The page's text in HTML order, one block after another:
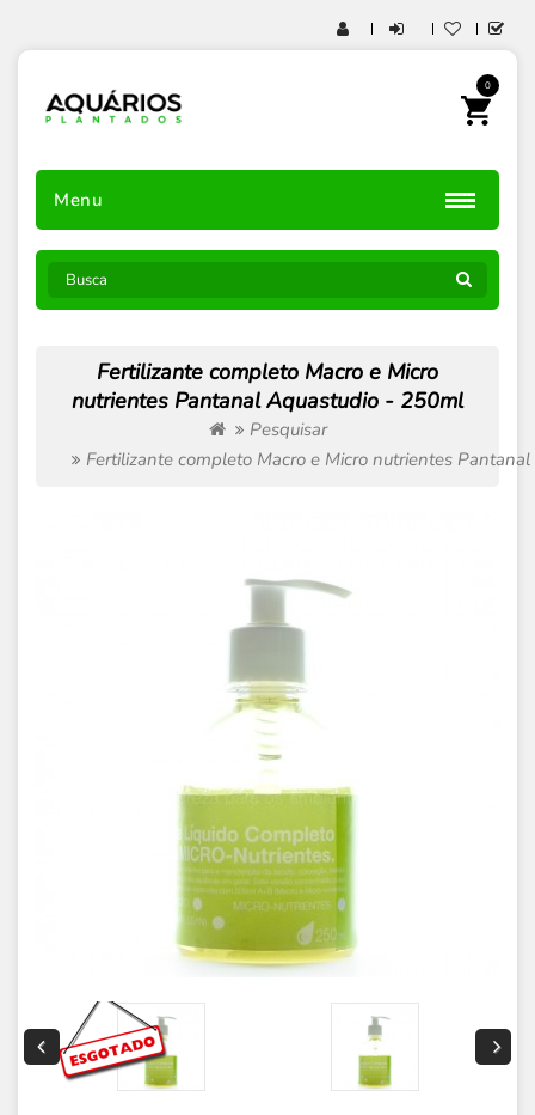
0
Menu
Fertilizante completo Macro e Micro
nutrientes Pantanal Aquastudio - 250ml
Pesquisar
Fertilizante completo Macro e Micro nutrientes